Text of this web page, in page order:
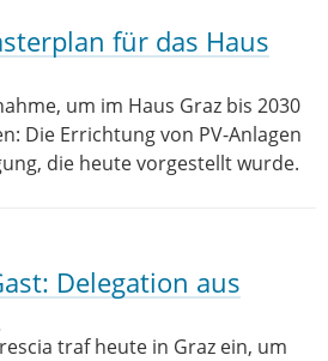
für das Haus
um im Haus Graz bis 2030
Die Errichtung von PV-Anlagen
die heute vorgestellt wurde.
Delegation aus
traf heute in Graz ein, um